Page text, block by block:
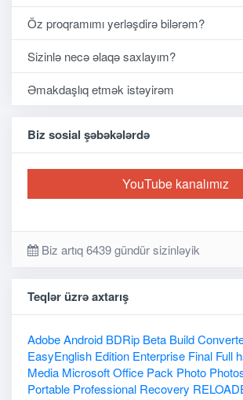
Öz proqramımı yerləşdirə bilərəm?
Sizinlə necə əlaqə saxlayım?
Əmakdaşlıq etmək istəyirəm
Biz sosial şəbəkələrdə
YouTube kanalımız
Biz artıq 6439 gündür sizinləyik
Teqlər üzrə axtarış
AdobeAndroid BDRip Beta Build
EasyEnglish Edition Enterprise Final Full
Media MicrosoftOffice Pack Photo
Portable Professional Recovery